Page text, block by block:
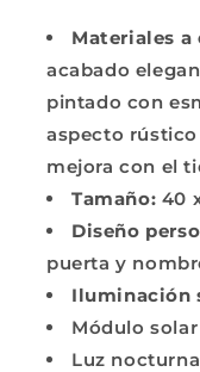
Materiales a
acabado
pintado con
aspecto
mejora con el
Tamaño: 40
Diseño
puerta y
Iluminación
Módulo
Luz